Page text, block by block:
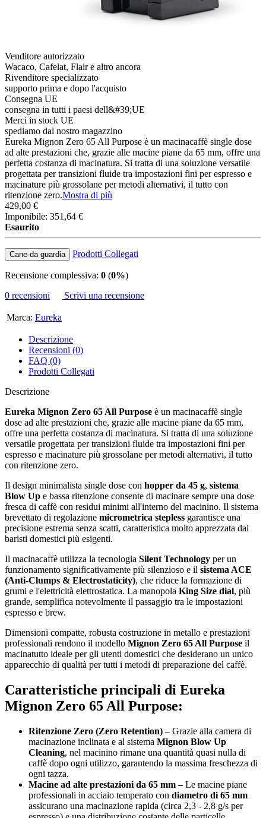
Venditore autorizzato
Wacaco, Cafelat, Flair e altro ancora
Rivenditore specializzato
supporto prima e dopo l'acquisto
Consegna UE
consegna in tutti i paesi dell&#39;UE
Merci in stock UE
spediamo dal nostro magazzino
Eureka Mignon Zero 65 All Purpose è un macinacaffè single dose
ad alte prestazioni che, grazie alle macine piane da 65 mm, offre una
perfetta costanza di macinatura. Si tratta di una soluzione versatile
progettata per transizioni fluide tra impostazioni fini per espresso e
macinature più grossolane per metodi alternativi, il tutto con
ritenzione zero.Mostra di più
429,00 €
Imponibile: 351,64 €
Esaurito
Cane da guardia Prodotti Collegati
Recensione complessiva: 0 (0%)
0 recensioni
Scrivi una recensione
Marca: Eureka
Descrizione
Recensioni (0)
FAQ (0)
Prodotti Collegati
Descrizione
Eureka Mignon Zero 65 All Purpose è un macinacaffè single
dose ad alte prestazioni che, grazie alle macine piane da 65 mm,
offre una perfetta costanza di macinatura. Si tratta di una soluzione
versatile progettata per transizioni fluide tra impostazioni fini per
espresso e macinature più grossolane per metodi alternativi, il tutto
con ritenzione zero.
Il design minimalista single dose con hopper da 45 g, sistema
Blow Up e bassa ritenzione consente di macinare sempre una dose
fresca di caffè con residui minimi all'interno del macinino. Il sistema
brevettato di regolazione micrometrica stepless garantisce una
precisione estrema senza scatti, caratteristica molto apprezzata dai
baristi domestici più esigenti.
Il macinacaffè utilizza la tecnologia Silent Technology per un
funzionamento significativamente più silenzioso e il sistema ACE
(Anti-Clumps & Electrostaticity), che riduce la formazione di
grumi e l'elettricità elettrostatica. La manopola King Size dial, più
grande, semplifica notevolmente il passaggio tra le impostazioni
espresso e brew.
Dimensioni compatte, robusta costruzione in metallo e prestazioni
professionali rendono il modello Mignon Zero 65 All Purpose il
macinatutto ideale per gli utenti domestici che desiderano un unico
apparecchio di qualità per tutti i metodi di preparazione del caffè.
Caratteristiche principali di Eureka
Mignon Zero 65 All Purpose:
Ritenzione Zero (Zero Retention) – Grazie alla camera di
macinazione inclinata e al sistema Mignon Blow Up
Cleaning, nel macinino rimane una quantità quasi nulla di
caffè dopo ogni utilizzo, garantendo la massima freschezza di
ogni tazza.
Macine ad alte prestazioni da 65 mm –Le macine piane
professionali in acciaio temperato con diametro di 65 mm
assicurano una macinazione rapida (circa 2,3 - 2,8 g/s per